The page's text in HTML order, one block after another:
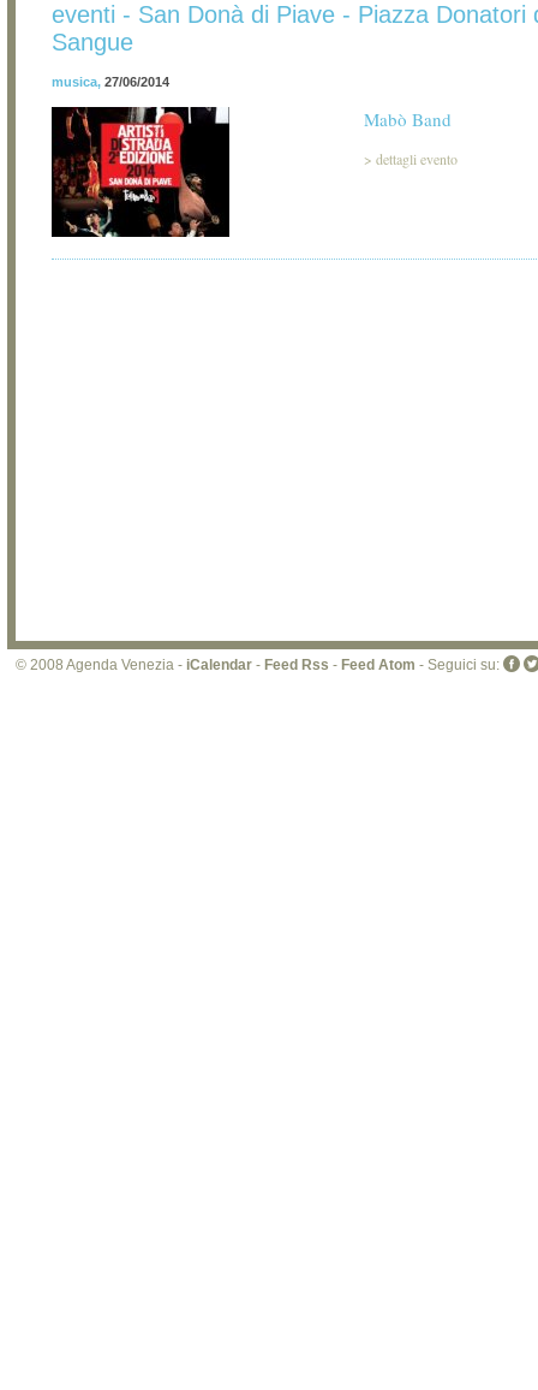
eventi - San Donà di Piave - Piazza Donatori
Sangue
musica, 27/06/2014
Mabò Band
> dettagli evento
© 2008 Agenda Venezia - iCalendar - Feed Rss - Feed Atom - Seguici su: